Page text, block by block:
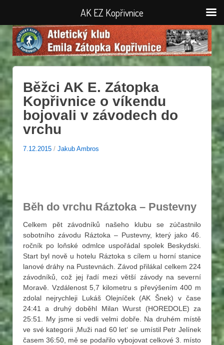
Běžci AK E. Zátopka
Kopřivnice o víkendu
bojovali v závodech do
vrchu
7.12.2015 / Jakub Ambros
Běh do vrchu Ráztoka – Pustevny
Celkem pět závodníků našeho klubu se zúčastnilo
sobotního závodu Ráztoka – Pustevny, který jako 46.
ročník po loňské odmlce uspořádal spolek Beskydski.
Start byl nově u hotelu Ráztoka s cílem u horní stanice
lanové dráhy na Pustevnách. Závod přilákal celkem 224
závodníků, což jej řadí mezi větší závody na severní
Moravě. Vzdálenost 5,7 kilometru s převýšením 400 m
zdolal nejrychleji Lukáš Olejníček (AK Šnek) v čase
24:41 a druhý doběhl Milan Wurst (HOREDOLE) za
25:51. My jsme si vedli velmi dobře. Na druhém místě
ve své kategorii ‚Muži nad 60 let‘ se umístil Petr Jelínek
časem 36:50, mě se podařilo vybojovat celkové 3. místo
AK EZ Kopřivnice